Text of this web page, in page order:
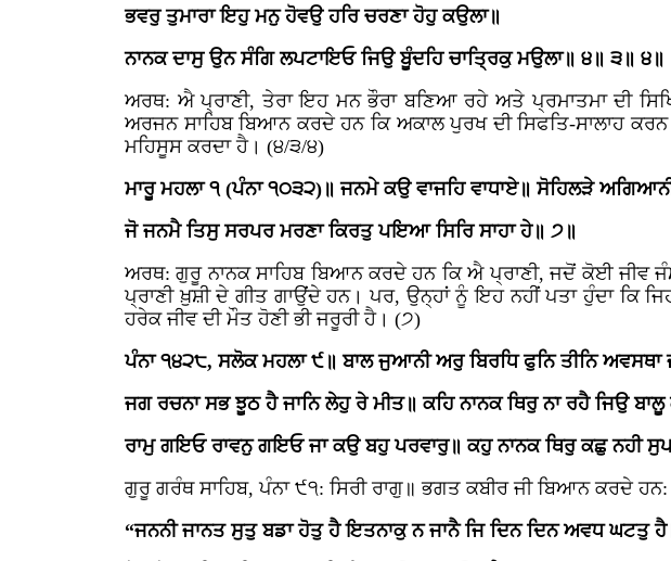
ਭਵਰੁ ਤੁਮਾਰਾ ਇਹੁ ਮਨੁ ਹੋਵਉ ਹਰਿ ਚਰਣਾ ਹੋਹੁ ਕਉਲਾ॥
ਨਾਨਕ ਦਾਸੁ ਉਨ ਸੰਗਿ ਲਪਟਾਇਓ ਜਿਉ ਬੂੰਦਹਿ ਚਾਤ੍ਰਿਕੁ ਮਉਲਾ॥ ੪॥ ੩॥ ੪॥
ਅਰਥ: ਐ ਪ੍ਰਾਣੀ, ਤੇਰਾ ਇਹ ਮਨ ਭੌਰਾ ਬਣਿਆ ਰਹੇ ਅਤੇ ਪ੍ਰਮਾਤਮਾ ਦੀ
ਅਰਜਨ ਸਾਹਿਬ ਬਿਆਨ ਕਰਦੇ ਹਨ ਕਿ ਅਕਾਲ ਪੁਰਖ ਦੀ ਸਿਫਤਿ-ਸਾਲਾਹ
ਮਹਿਸੂਸ ਕਰਦਾ ਹੈ। (੪/੩/੪)
ਮਾਰੂ ਮਹਲਾ ੧ (ਪੰਨਾ ੧੦੩੨)॥ ਜਨਮੇ ਕਉ ਵਾਜਹਿ ਵਾਧਾਏ॥ ਸੋਹਿਲੜੇ
ਜੋ ਜਨਮੈ ਤਿਸੁ ਸਰਪਰ ਮਰਣਾ ਕਿਰਤੁ ਪਇਆ ਸਿਰਿ ਸਾਹਾ ਹੇ॥ ੭॥
ਅਰਥ: ਗੁਰੂ ਨਾਨਕ ਸਾਹਿਬ ਬਿਆਨ ਕਰਦੇ ਹਨ ਕਿ ਐ ਪ੍ਰਾਣੀ, ਜਦੋਂ ਕੋਈ
ਪ੍ਰਾਣੀ ਖ਼ੁਸ਼ੀ ਦੇ ਗੀਤ ਗਾਉਂਦੇ ਹਨ। ਪਰ, ਉਨ੍ਹਾਂ ਨੂੰ ਇਹ ਨਹੀਂ ਪਤਾ ਹੁੰਦਾ ਕਿ
ਹਰੇਕ ਜੀਵ ਦੀ ਮੌਤ ਹੋਣੀ ਭੀ ਜਰੂਰੀ ਹੈ। (੭)
ਪੰਨਾ ੧੪੨੮, ਸਲੋਕ ਮਹਲਾ ੯॥ ਬਾਲ ਜੁਆਨੀ ਅਰੁ ਬਿਰਧਿ ਫੁਨਿ ਤੀਨਿ ਅਵਸਥਾ
ਜਗ ਰਚਨਾ ਸਭ ਝੂਠ ਹੈ ਜਾਨਿ ਲੇਹੁ ਰੇ ਮੀਤ॥ ਕਹਿ ਨਾਨਕ ਥਿਰੁ ਨਾ ਰਹੈ ਜਿਉ ਬਾਲੂ
ਰਾਮੁ ਗਇਓ ਰਾਵਨੁ ਗਇਓ ਜਾ ਕਉ ਬਹੁ ਪਰਵਾਰੁ॥ ਕਹੁ ਨਾਨਕ ਥਿਰੁ ਕਛੁ ਨਹੀ
ਗੁਰੂ ਗਰੰਥ ਸਾਹਿਬ, ਪੰਨਾ ੯੧: ਸਿਰੀ ਰਾਗੁ॥ ਭਗਤ ਕਬੀਰ ਜੀ ਬਿਆਨ ਕਰਦੇ ਹਨ:
“ਜਨਨੀ ਜਾਨਤ ਸੁਤੁ ਬਡਾ ਹੋਤੁ ਹੈ ਇਤਨਾਕੁ ਨ ਜਾਨੈ ਜਿ ਦਿਨ ਦਿਨ ਅਵਧ ਘਟਤੁ